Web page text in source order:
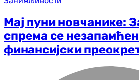
Мај пуни новчанике:
спрема се незапамћен
финансијски